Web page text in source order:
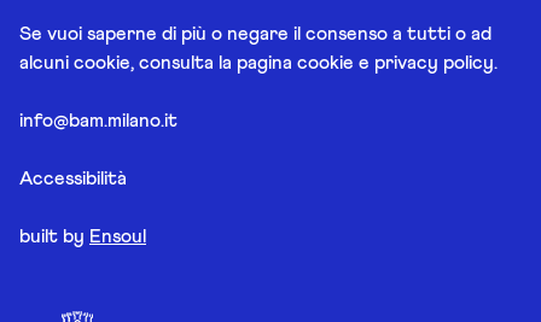
Se vuoi saperne di più o negare il consenso a tutti o ad
alcuni cookie, consulta la pagina cookie e privacy policy.
info@bam.milano.it
Accessibilità
built by Ensoul